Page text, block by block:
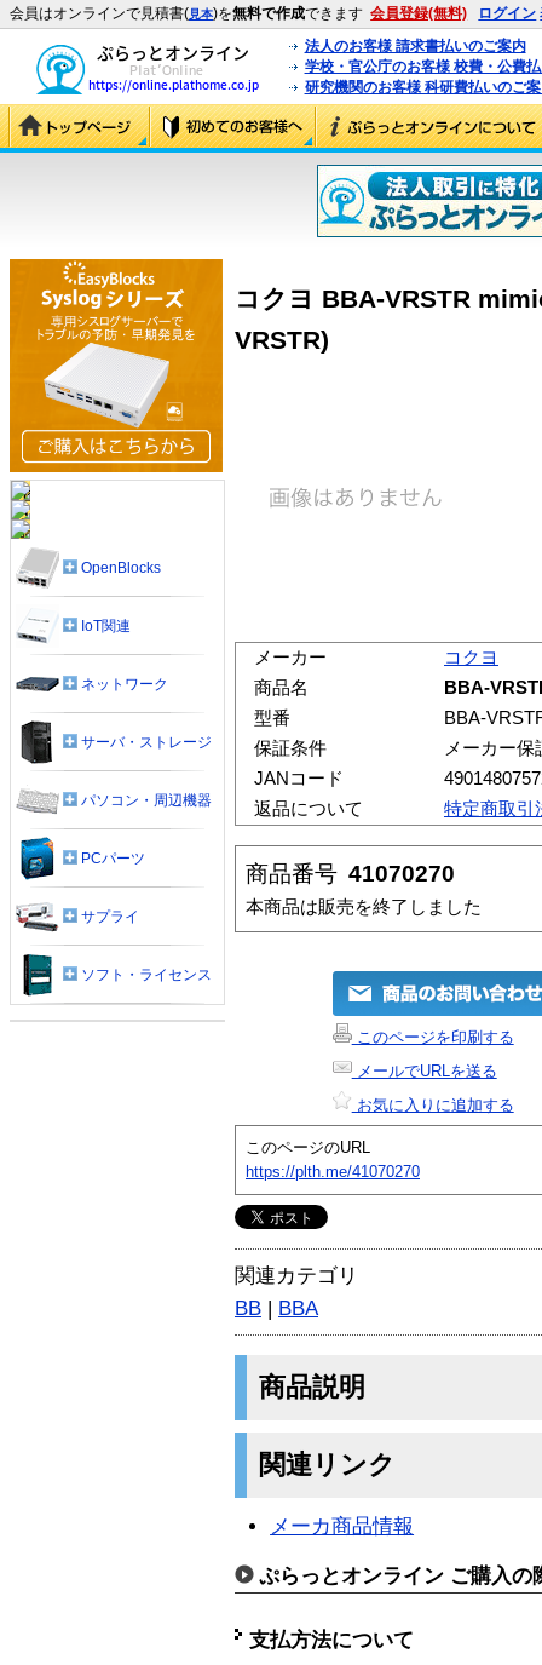
会員はオンラインで見積書(見本)を無料で作成できます 会員登録(無料) ログイン
法人のお客様 請求書払いのご案内
学校・官公庁のお客様 校費・公費
研究機関のお客様 科研費払いのご
コクヨ BBA-VRSTR
VRSTR)
メーカー
コクヨ
商品名
BBA-
型番
BBA-
保証条件
メーカー保
JANコード
返品について
特定商取引
商品番号 41070270
本商品は販売を終了しました
このページを印刷する
メールでURLを送る
お気に入りに追加する
このページのURL
https://plth.me/41070270
関連カテゴリ
BB | BBA
商品説明
関連リンク
メーカ商品情報
ぷらっとオンライン ご購入の
支払方法について
OpenBlocks
IoT関連
ネットワーク
サーバ・ストレージ
パソコン・周辺機器
PCパーツ
サプライ
ソフト・ライセンス